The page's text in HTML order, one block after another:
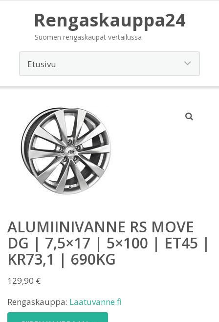
Rengaskauppa24
Suomen rengaskaupat vertailussa
ALUMIINIVANNE RS MOVE
DG | 7,5×17 | 5×100 | ET45 |
KR73,1 | 690KG
129,90 €
Rengaskauppa: Laatuvanne.fi